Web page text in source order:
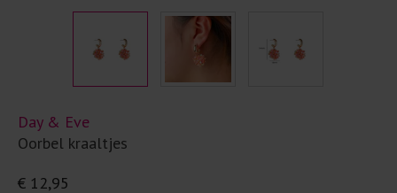
Day & Eve
Oorbel kraaltjes
€ 12,95